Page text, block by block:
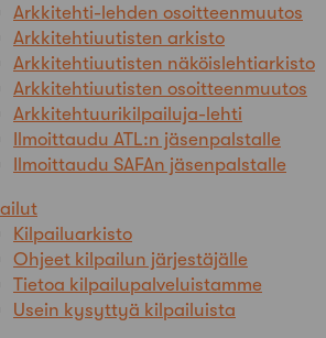
Arkkitehti-lehden osoitteenmuutos
Arkkitehtiuutisten arkisto
Arkkitehtiuutisten näköislehtiarkisto
Arkkitehtiuutisten osoitteenmuutos
Arkkitehtuurikilpailuja-lehti
Ilmoittaudu ATL:n jäsenpalstalle
Ilmoittaudu SAFAn jäsenpalstalle
Kilpailuarkisto
Ohjeet kilpailun järjestäjälle
Tietoa kilpailupalveluistamme
Usein kysyttyä kilpailuista